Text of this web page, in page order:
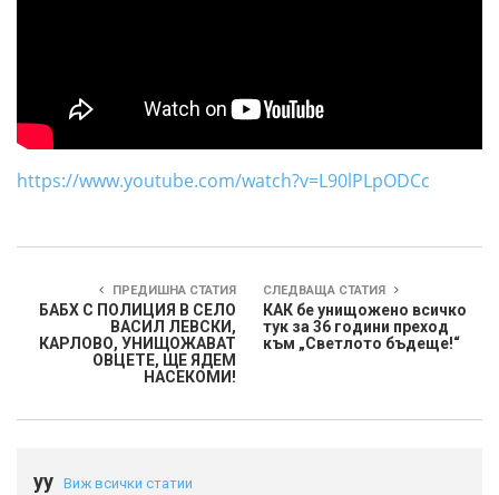
https://www.youtube.com/watch?v=L90lPLpODCc
ПРЕДИШНА СТАТИЯ
БАБХ С ПОЛИЦИЯ В СЕЛО
ВАСИЛ ЛЕВСКИ,
КАРЛОВО, УНИЩОЖАВАТ
ОВЦЕТЕ, ЩЕ ЯДЕМ
НАСЕКОМИ!
СЛЕДВАЩА СТАТИЯ
КАК бе унищожено всичко
тук за 36 години преход
към „Светлото бъдеще!“
yy Виж всички статии